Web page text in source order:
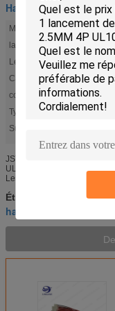
Harnais terminal
Matériau:
lancement:
Leght:
Câble:
couleur:
Type de Termial:
Surligner:
JST XAP - 04V - 1
UL1007 - 22AWG de
Les connecteurs, relie
Étiquettes: harnais
harnais de terminal